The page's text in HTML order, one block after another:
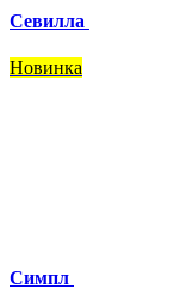
Севилла
Новинка
Симпл